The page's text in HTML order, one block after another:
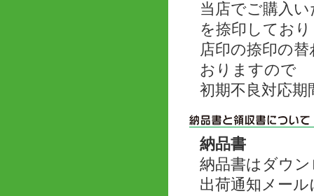
当店でご購入
を捺印してお
店印の捺印の
おりますので
初期不良対応
納品書
納品書はダウ
出荷通知メー